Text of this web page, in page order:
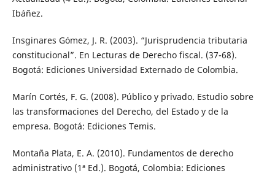
Ibáñez.
Insginares Gómez, J. R. (2003). “Jurisprudencia tributaria
constitucional”. En Lecturas de Derecho fiscal. (37-68).
Bogotá: Ediciones Universidad Externado de Colombia.
Marín Cortés, F. G. (2008). Público y privado. Estudio sobre
las transformaciones del Derecho, del Estado y de la
empresa. Bogotá: Ediciones Temis.
Montaña Plata, E. A. (2010). Fundamentos de derecho
administrativo (1ª Ed.). Bogotá, Colombia: Ediciones